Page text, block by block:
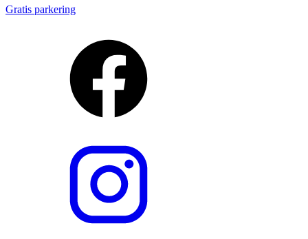
Gratis parkering